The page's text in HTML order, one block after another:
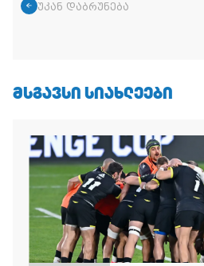
უკან დაბრუნება
ᲛᲡᲒᲐᲕᲡᲘ ᲡᲘᲐᲮᲚᲔᲔᲑᲘ